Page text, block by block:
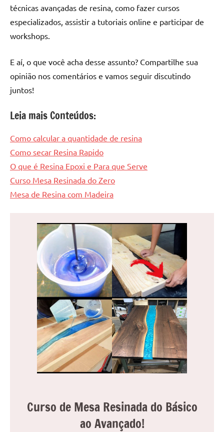
técnicas avançadas de resina, como fazer cursos
especializados, assistir a tutoriais online e participar de
workshops.
E aí, o que você acha desse assunto? Compartilhe sua
opinião nos comentários e vamos seguir discutindo
juntos!
Leia mais Conteúdos:
Como calcular a quantidade de resina
Como secar Resina Rapido
O que é Resina Epoxi e Para que Serve
Curso Mesa Resinada do Zero
Mesa de Resina com Madeira
Curso de Mesa Resinada do Básico
ao Avançado!